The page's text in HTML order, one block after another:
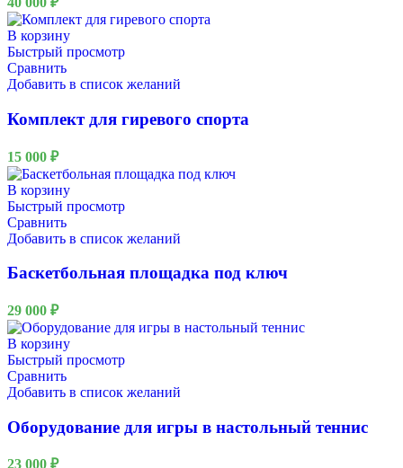
В корзину
Быстрый просмотр
Сравнить
Добавить в список желаний
Комплект для гиревого спорта
15 000 ₽
В корзину
Быстрый просмотр
Сравнить
Добавить в список желаний
Баскетбольная площадка под ключ
29 000 ₽
В корзину
Быстрый просмотр
Сравнить
Добавить в список желаний
Оборудование для игры в настольный теннис
23 000 ₽